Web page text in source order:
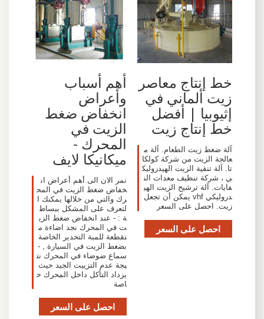
خط إنتاج معاصر
زيت ألماني في
إثيوبيا | أفضل
خط إنتاج زيت
آلة ضغط زيت الطعام. آلة م
عالجة الزيت من شركة كولكا
تا. آلة تنقية الزيت الهيدروليك
ي ، شركة تنظيف معدات الن
فايات. آلة ترشيح الزيت الهي
دروليكي vhf يمكن أن تجعل
زيت. احصل على السعر
احصل على السعر
أهم أسباب
وأعراض
انخفاض ضغط
الزيت في
المحرك -
ميكانيكا لايف
نمر الان الى أهم أعراض ان
خفاض ضغط الزيت في المح
رك والتي من خلالها يمكنك ا
لتعرف على المشكل ببساط
ة : - عند انخفاض ضغط الزي
ت في المحرك نجد اضاءة م
تقطعة للمبة التحدير الخاصة
بضغط الزيت في السيارة , -
سماع ضوضاء في المحرك نت
يجة عدم التزييت الجيد حيث
يزداد التأكل داخل المحرك خ
اصة
احصل على السعر